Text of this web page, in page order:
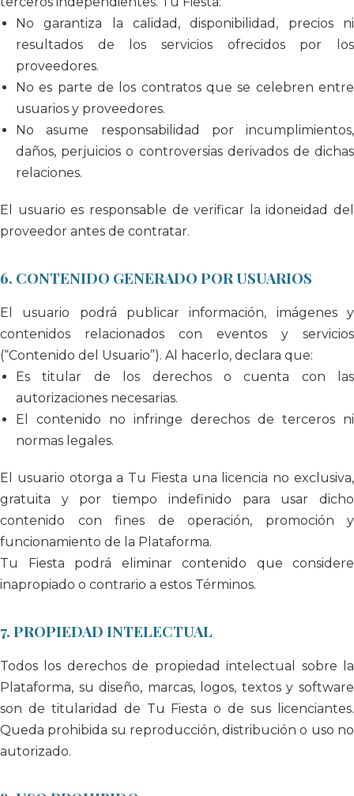
No garantiza la calidad, disponibilidad, precios ni
resultados de los servicios ofrecidos por los
proveedores.
No es parte de los contratos que se celebren entre
usuarios y proveedores.
No asume responsabilidad por incumplimientos,
daños, perjuicios o controversias derivados de dichas
relaciones.
El usuario es responsable de verificar la idoneidad del
proveedor antes de contratar.
6. CONTENIDO GENERADO POR USUARIOS
El usuario podrá publicar información, imágenes y
contenidos relacionados con eventos y servicios
(“Contenido del Usuario”). Al hacerlo, declara que:
Es titular de los derechos o cuenta con las
autorizaciones necesarias.
El contenido no infringe derechos de terceros ni
normas legales.
El usuario otorga a Tu Fiesta una licencia no exclusiva,
gratuita y por tiempo indefinido para usar dicho
contenido con fines de operación, promoción y
funcionamiento de la Plataforma.
Tu Fiesta podrá eliminar contenido que considere
inapropiado o contrario a estos Términos.
7. PROPIEDAD INTELECTUAL
Todos los derechos de propiedad intelectual sobre la
Plataforma, su diseño, marcas, logos, textos y software
son de titularidad de Tu Fiesta o de sus licenciantes.
Queda prohibida su reproducción, distribución o uso no
autorizado.